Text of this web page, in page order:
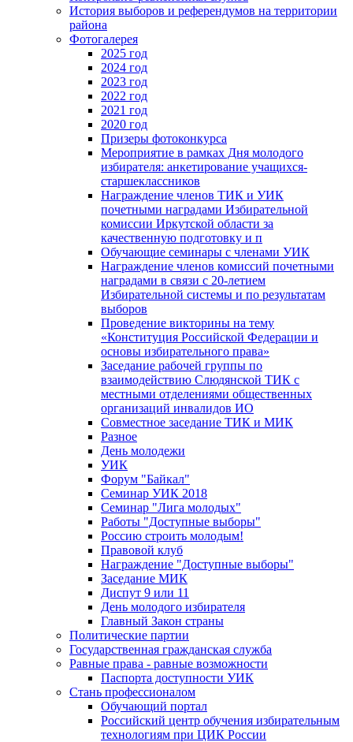
История выборов и референдумов на территории
района
Фотогалерея
2025 год
2024 год
2023 год
2022 год
2021 год
2020 год
Призеры фотоконкурса
Мероприятие в рамках Дня молодого
избирателя: анкетирование учащихся-
старшеклассников
Награждение членов ТИК и УИК
почетными наградами Избирательной
комиссии Иркутской области за
качественную подготовку и п
Обучающие семинары с членами УИК
Награждение членов комиссий почетными
наградами в связи с 20-летием
Избирательной системы и по результатам
выборов
Проведение викторины на тему
«Конституция Российской Федерации и
основы избирательного права»
Заседание рабочей группы по
взаимодействию Слюдянской ТИК с
местными отделениями общественных
организаций инвалидов ИО
Совместное заседание ТИК и МИК
Разное
День молодежи
УИК
Форум "Байкал"
Семинар УИК 2018
Семинар "Лига молодых"
Работы "Доступные выборы"
Россию строить молодым!
Правовой клуб
Награждение "Доступные выборы"
Заседание МИК
Диспут 9 или 11
День молодого избирателя
Главный Закон страны
Политические партии
Государственная гражданская служба
Равные права - равные возможности
Паспорта доступности УИК
Стань профессионалом
Обучающий портал
Российский центр обучения избирательным
технологиям при ЦИК России